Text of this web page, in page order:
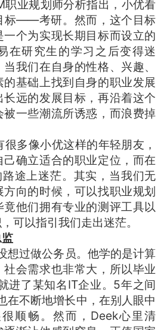
业规划师分析指出，小优看
标——考研。然而，这个目标
个为实现长期目标而设立的
在研究生的学习之后变得迷
我们在自身的性格、兴趣、
基础上找到自身的职业发展
远的发展目标，再沿着这个
一些潮流所诱惑，而浪费掉
多像小优这样的年轻朋友，
确立适合的职业定位，而在
路途上迷茫。其实，当我们无
向的时候，可以找职业规划
竟他们拥有专业的测评工具以
可以指引我们走出迷茫。
过做公务员。他学的是计算
会需求也非常大，所以毕业
进了某知名IT企业。5年之间
在不断地增长中，在别人眼中
顺畅。然而，Deek心里清